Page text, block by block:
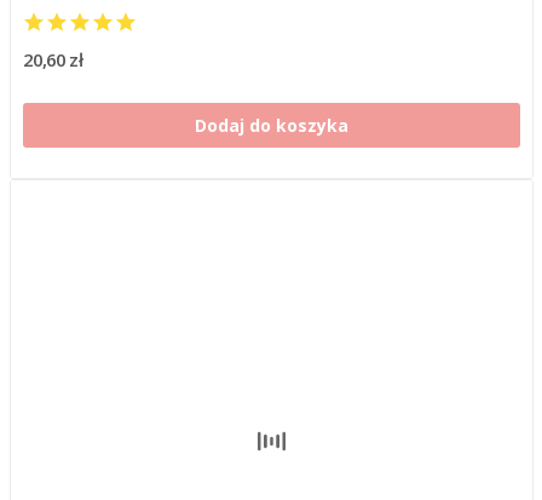
20,60 zł
Dodaj do koszyka